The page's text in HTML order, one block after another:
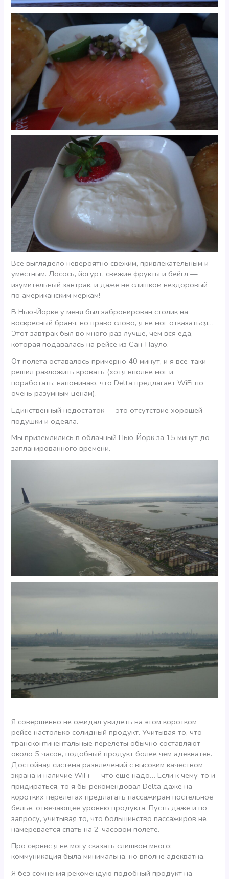
Все выглядело невероятно свежим, привлекательным и
уместным. Лосось, йогурт, свежие фрукты и бейгл —
изумительный завтрак, и даже не слишком нездоровый
по американским меркам!
В Нью-Йорке у меня был забронирован столик на
воскресный бранч, но право слово, я не мог отказаться…
Этот завтрак был во много раз лучше, чем вся еда,
которая подавалась на рейсе из Сан-Пауло.
От полета оставалось примерно 40 минут, и я все-таки
решил разложить кровать (хотя вполне мог и
поработать; напоминаю, что Delta предлагает WiFi по
очень разумным ценам).
Единственный недостаток — это отсутствие хорошей
подушки и одеяла.
Мы приземлились в облачный Нью-Йорк за 15 минут до
запланированного времени.
Я совершенно не ожидал увидеть на этом коротком
рейсе настолько солидный продукт. Учитывая то, что
трансконтинентальные перелеты обычно составляют
около 5 часов, подобный продукт более чем адекватен.
Достойная система развлечений с высоким качеством
экрана и наличие WiFi — что еще надо… Если к чему-то и
придираться, то я бы рекомендовал Delta даже на
коротких перелетах предлагать пассажирам постельное
белье, отвечающее уровню продукта. Пусть даже и по
запросу, учитывая то, что большинство пассажиров не
намеревается спать на 2-часовом полете.
Про сервис я не могу сказать слишком много;
коммуникация была минимальна, но вполне адекватна.
Я без сомнения рекомендую подобный продукт на